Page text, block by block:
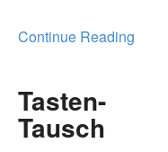
Continue Reading
Tasten-
Tausch